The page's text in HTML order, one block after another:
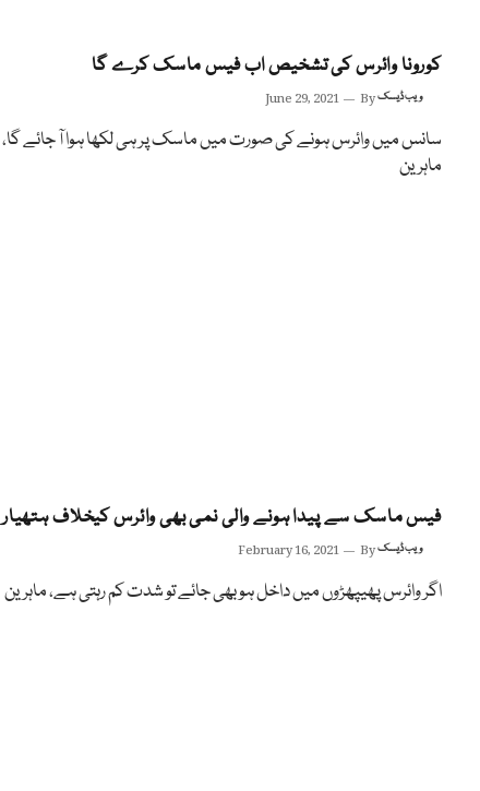
کورونا وائرس کی تشخیص اب فیس ماسک کرے گا
June 29, 2021 Byویب ڈیسک
سانس میں وائرس ہونے کی صورت میں ماسک پر ہی لکھا ہوا آ جائے گا،
ماہرین
فیس ماسک سے پیدا ہونے والی نمی بھی وائرس کیخلاف ہتھیار
February 16, 2021 Byویب ڈیسک
اگر وائرس پھیپھڑوں میں داخل ہو بھی جائے تو شدت کم رہتی ہے، ماہرین